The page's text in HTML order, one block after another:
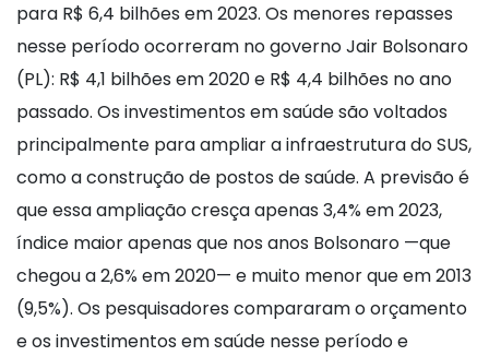
para R$ 6,4 bilhões em 2023. Os menores repasses
nesse período ocorreram no governo Jair Bolsonaro
(PL): R$ 4,1 bilhões em 2020 e R$ 4,4 bilhões no ano
passado. Os investimentos em saúde são voltados
principalmente para ampliar a infraestrutura do SUS,
como a construção de postos de saúde. A previsão é
que essa ampliação cresça apenas 3,4% em 2023,
índice maior apenas que nos anos Bolsonaro —que
chegou a 2,6% em 2020— e muito menor que em 2013
(9,5%). Os pesquisadores compararam o orçamento
e os investimentos em saúde nesse período e